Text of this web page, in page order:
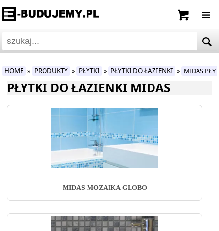
HOME » PRODUKTY » PŁYTKI » PŁYTKI DO ŁAZIENKI » MIDAS
PŁYTKI DO ŁAZIENKI MIDAS
MIDAS MOZAIKA GLOBO